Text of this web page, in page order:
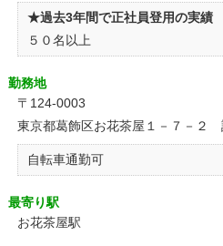
★過去3年間で正社員登用の実績
５０名以上
勤務地
〒124-0003
東京都葛飾区お花茶屋１－７－
自転車通勤可
最寄り駅
お花茶屋駅